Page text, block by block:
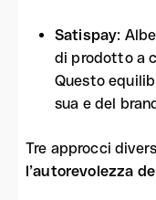
Satispay:
di prodotto a
Questo
sua e del
Tre approcci
l’autorevolezza